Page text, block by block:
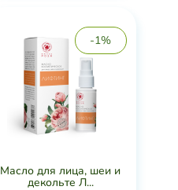
-1%
Масло для лица, шеи и
декольте Л...